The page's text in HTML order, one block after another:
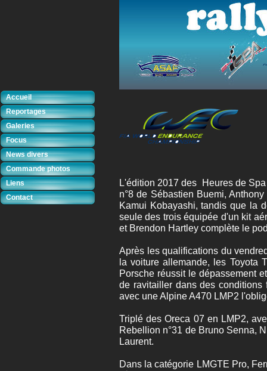
Accueil
Reportages
Galeries
Focus
News divers
Commande photos
Liens
Contact
L'édition 2017 des Heures de
n°8 de Sébastien Buemi,
Kamui Kobayashi, tandis que la
seule des trois équipée d'un kit
et Brendon Hartley complète le
Après les qualifications du
la voiture allemande, les Toyota
Porsche réussit le dépassement
de ravitailler dans des conditions
avec une Alpine A470 LMP2
Triplé des Oreca 07 en LMP2,
Rebellion n°31 de Bruno Senna,
Laurent.
Dans la catégorie LMGTE Pro,